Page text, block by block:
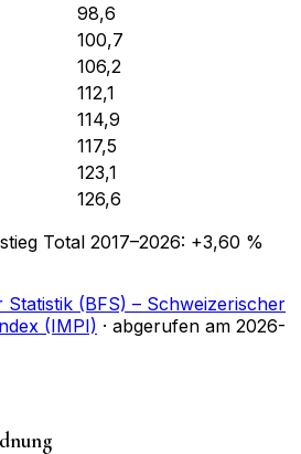
98,6
100,7
106,2
112,1
114,9
117,5
123,1
126,6
Total 2017–2026: +3,60 %
Statistik (BFS) – Schweizerischer
(IMPI) · abgerufen am 2026-